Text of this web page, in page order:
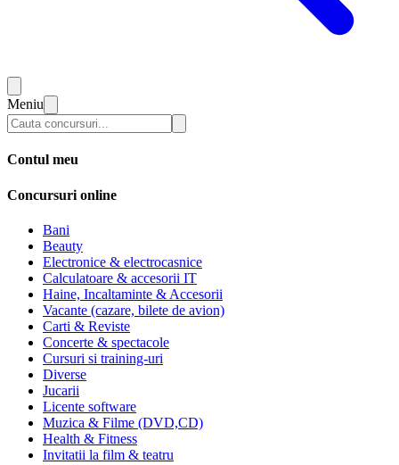
Meniu
Contul meu
Concursuri online
Bani
Beauty
Electronice & electrocasnice
Calculatoare & accesorii IT
Haine, Incaltaminte & Accesorii
Vacante (cazare, bilete de avion)
Carti & Reviste
Concerte & spectacole
Cursuri si training-uri
Diverse
Jucarii
Licente software
Muzica & Filme (DVD,CD)
Health & Fitness
Invitatii la film & teatru